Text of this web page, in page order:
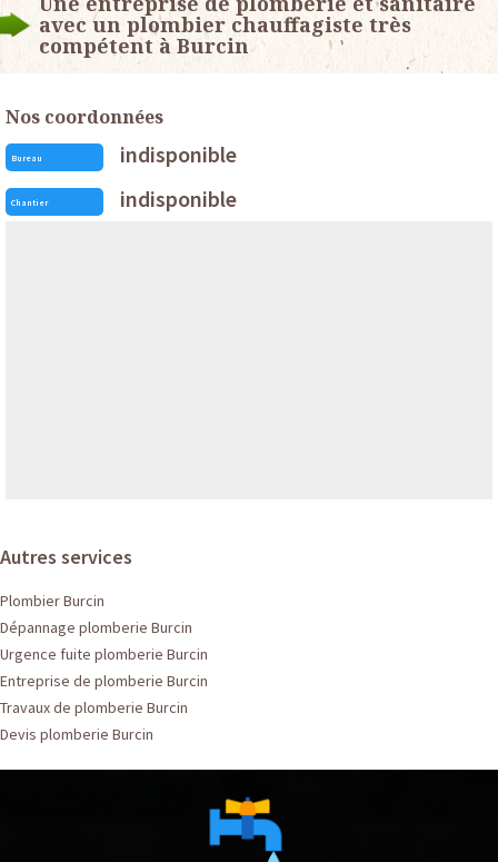
avec un plombier chauffagiste très
compétent à Burcin
Nos coordonnées
Bureau indisponible
Chantier indisponible
Autres services
Plombier Burcin
Dépannage plomberie Burcin
Urgence fuite plomberie Burcin
Entreprise de plomberie Burcin
Travaux de plomberie Burcin
Devis plomberie Burcin